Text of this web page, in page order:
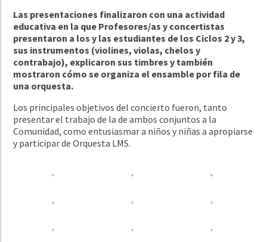
Las presentaciones finalizaron con una actividad
educativa en la que Profesores/as y concertistas
presentaron a los y las estudiantes de los Ciclos 2 y 3,
sus instrumentos (violines, violas, chelos y
contrabajo), explicaron sus timbres y también
mostraron cómo se organiza el ensamble por fila de
una orquesta.
Los principales objetivos del concierto fueron, tanto
presentar el trabajo de la de ambos conjuntos a la
Comunidad, como entusiasmar a niños y niñas a apropiarse
y participar de Orquesta LMS.